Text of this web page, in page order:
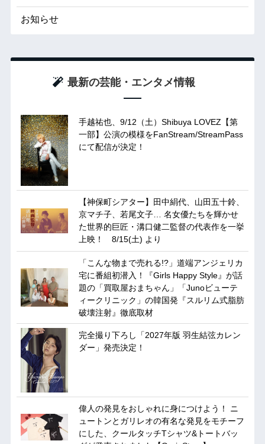
お知らせ
最新の芸能・エンタメ情報
手越祐也、9/12（土）Shibuya LOVEZ【第
一部】公演の模様をFanStream/StreamPass
にて配信が決定！
【神保町シアター】田中絹代、山田五十鈴、
京マチ子、若尾文子… 名女優たちを輝かせ
た世界的巨匠・溝口健二監督の代表作を一挙
上映！ 8/15(土) より
「こんな物まで売れる!?」道端アンジェリカ
宅に番組初潜入！『Girls Happy Style』が話
題の「買取屋おまちゃん」「Junoビューテ
ィークリニック」の韓国発『スルリム式脂肪
破壊注射』徹底取材
完全撮り下ろし「2027年版 羽生結弦カレン
ダー」発売決定！
偉人の発見をおしゃれに身につけよう！ ニ
ュートンとガリレオの有名な発見をモチーフ
にした、クールタッチTシャツ&トートバッ